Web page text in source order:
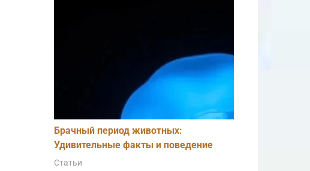
Брачный период животных:
Удивительные факты и поведение
Статьи